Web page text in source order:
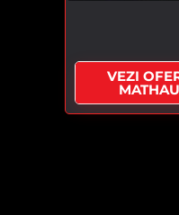
VEZI